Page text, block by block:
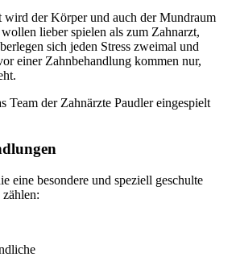
wird der Körper und auch der Mundraum
lieber spielen als zum Zahnarzt,
sich jeden Stress zweimal und
einer Zahnbehandlung kommen nur,
Team der Zahnärzte Paudler eingespielt
eine besondere und speziell geschulte